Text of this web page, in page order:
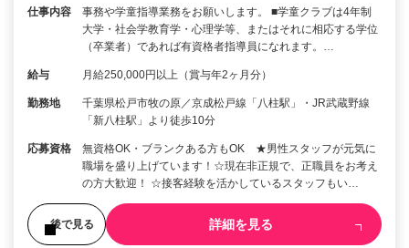
仕事内容
事務や学童指導業務をお願いします。 ■学童クラブは4年制
大学・社会学教育学・心理学等、またはそれに相応する学位
（卒業者）であれば有資格者指導員になれます。…
給与 月給250,000円以上（賞与年2ヶ月分）
勤務地
千葉県松戸市牧の原／京成松戸線「八柱駅」・JR武蔵野線
「新八柱駅」より徒歩10分
応募資格
無資格OK・ブランクある方もOK ★男性スタッフが元気に
職場を盛り上げています！☆現在非正規で、正職員をお考え
の方大歓迎！ ☆接客経験を活かしているスタッフもい…
後で見る 詳細を見る